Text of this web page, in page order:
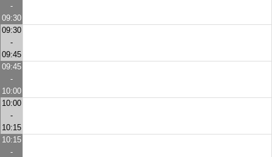
-
09:30
09:30
-
09:45
09:45
-
10:00
10:00
-
10:15
10:15
-